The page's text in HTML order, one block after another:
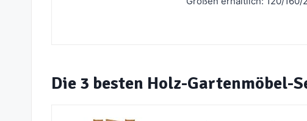
Die 3 besten Holz-Gartenmöbel-